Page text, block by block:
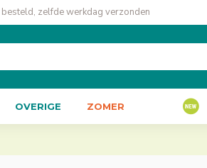
besteld, zelfde werkdag verzonden
OVERIGE ZOMER